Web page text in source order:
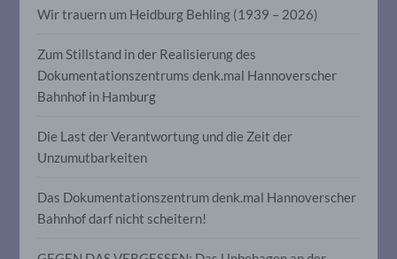
Wir trauern um Heidburg Behling (1939 – 2026)
Zum Stillstand in der Realisierung des
Dokumentationszentrums denk.mal Hannoverscher
Bahnhof in Hamburg
Die Last der Verantwortung und die Zeit der
Unzumutbarkeiten
Das Dokumentationszentrum denk.mal Hannoverscher
Bahnhof darf nicht scheitern!
Aufenthaltsort oder Ortswechsel dieser
natürlichen Person zu analysieren oder
f) Pseudonymisierung
Pseudonymisierung ist die Verarbeitung
personenbezogener Daten in einer Weise,
Informationen nicht mehr einer
spezifischen betroffenen Person
zusätzlichen Informationen gesondert